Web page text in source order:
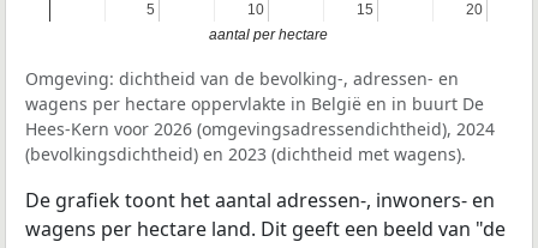
5
5 10
10 15
15 20
20
aantal per hectare
Omgeving: dichtheid van de bevolking-, adressen- en
wagens per hectare oppervlakte in België en in buurt De
Hees-Kern voor 2026 (omgevingsadressendichtheid), 2024
(bevolkingsdichtheid) en 2023 (dichtheid met wagens).
De grafiek toont het aantal adressen-, inwoners- en
wagens per hectare land. Dit geeft een beeld van "de